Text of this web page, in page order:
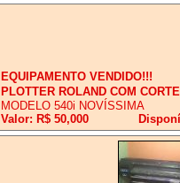
EQUIPAMENTO VENDIDO!!!
PLOTTER ROLAND COM CORTE
MODELO 540i NOVÍSSIMA
Valor: R$ 50,000